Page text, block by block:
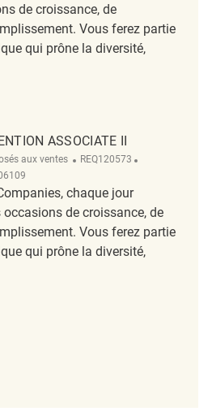
de croissance, de
Vous ferez partie
qui prône la diversité,
II REQ133465
ASSOCIATE II
aux ventes
REQ120573
chaque jour
de croissance, de
Vous ferez partie
qui prône la diversité,
II REQ120573